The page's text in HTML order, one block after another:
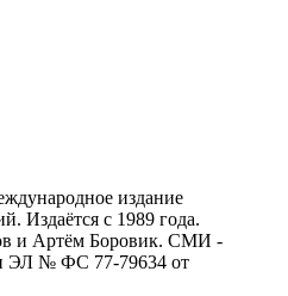
издание
Издаётся с 1989 года.
и Артём Боровик. CМИ -
ЭЛ № ФС 77-79634 от